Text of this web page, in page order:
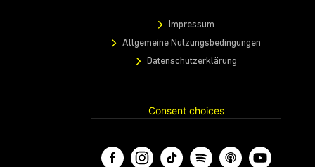
Impressum
Allgemeine Nutzungsbedingungen
Datenschutzerklärung
Consent choices